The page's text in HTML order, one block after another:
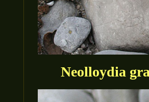
Neolloydia